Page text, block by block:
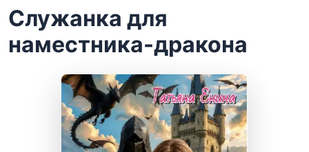
Служанка для
наместника-дракона